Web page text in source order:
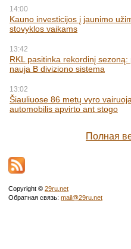
14:00
Kauno investicijos į jaunimo
stovyklos vaikams
13:42
RKL pasitinka rekordinį
nauja B diviziono sistema
13:02
Šiauliuose 86 metų vyro
automobilis apvirto ant stogo
Полная
Copyright © 29ru.net
Обратная связь: mail@29ru.net